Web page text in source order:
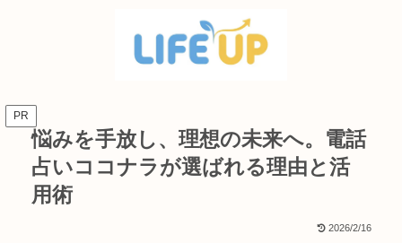
PR
悩みを手放し、理想の未来へ。電話
占いココナラが選ばれる理由と活
用術
2026/2/16